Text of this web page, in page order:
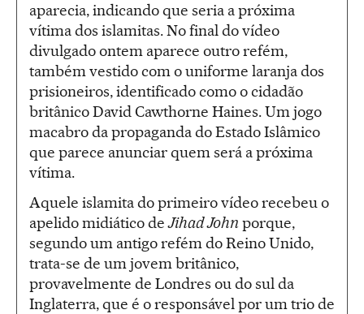
aparecia, indicando que seria a próxima
vítima dos islamitas. No final do vídeo
divulgado ontem aparece outro refém,
também vestido com o uniforme laranja dos
prisioneiros, identificado como o cidadão
britânico David Cawthorne Haines. Um jogo
macabro da propaganda do Estado Islâmico
que parece anunciar quem será a próxima
vítima.
Aquele islamita do primeiro vídeo recebeu o
apelido midiático deJihad John porque,
segundo um antigo refém do Reino Unido,
trata-se de um jovem britânico,
provavelmente de Londres ou do sul da
Inglaterra, que é o responsável por um trio de